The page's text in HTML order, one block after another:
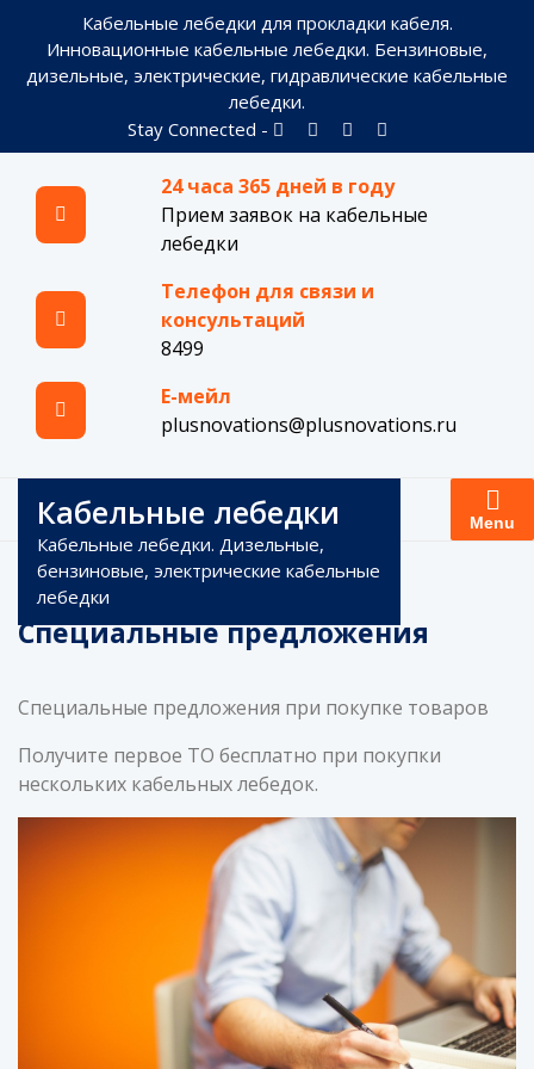
content
Кабельные лебедки для прокладки кабеля.
Инновационные кабельные лебедки. Бензиновые,
дизельные, электрические, гидравлические кабельные
лебедки.
Stay Connected -
24 часа 365 дней в году
Прием заявок на кабельные
лебедки
Телефон для связи и
консультаций
8499
Е-мейл
plusnovations@plusnovations.ru
Кабельные лебедки
Кабельные лебедки. Дизельные,
бензиновые, электрические кабельные
лебедки
Menu
Специальные предложения
Специальные предложения при покупке товаров
Получите первое ТО бесплатно при покупки
нескольких кабельных лебедок.